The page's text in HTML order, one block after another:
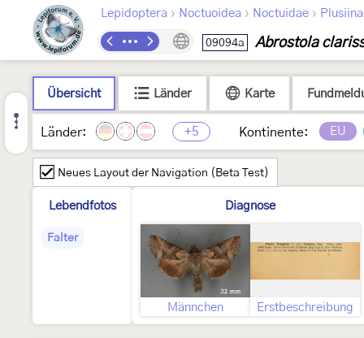
Lepidoptera › Noctuoidea › Noctuidae ›
09094a Abrostola
Übersicht Länder Karte
Länder: +5 Kontinente: EU
Neues Layout der Navigation (Beta Test)
Lebendfotos
Falter
Diagnose
Männchen Erstbeschreibung